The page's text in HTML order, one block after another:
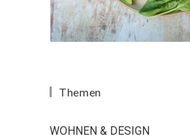
Themen
WOHNEN & DESIGN